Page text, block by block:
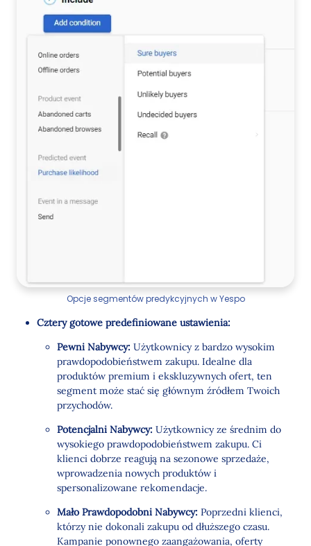
Opcje segmentów predykcyjnych w Yespo
Cztery gotowe predefiniowane ustawienia:
Pewni Nabywcy: Użytkownicy z bardzo wysokim
prawdopodobieństwem zakupu. Idealne dla
produktów premium i ekskluzywnych ofert, ten
segment może stać się głównym źródłem Twoich
przychodów.
Potencjalni Nabywcy: Użytkownicy ze średnim do
wysokiego prawdopodobieństwem zakupu. Ci
klienci dobrze reagują na sezonowe sprzedaże,
wprowadzenia nowych produktów i
spersonalizowane rekomendacje.
Mało Prawdopodobni Nabywcy: Poprzedni klienci,
którzy nie dokonali zakupu od dłuższego czasu.
Kampanie ponownego zaangażowania, oferty